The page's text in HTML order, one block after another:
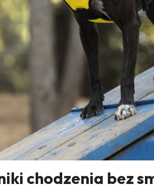
chodzenia bez